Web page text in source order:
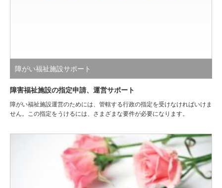
障がい福祉施設サポート
障害福祉施設の指定申請、運営サポート
障がい福祉施設運営のためには、管轄する行政の指定を受けなければいけま
せん。この指定をうけるには、さまざまな要件が必要になります。